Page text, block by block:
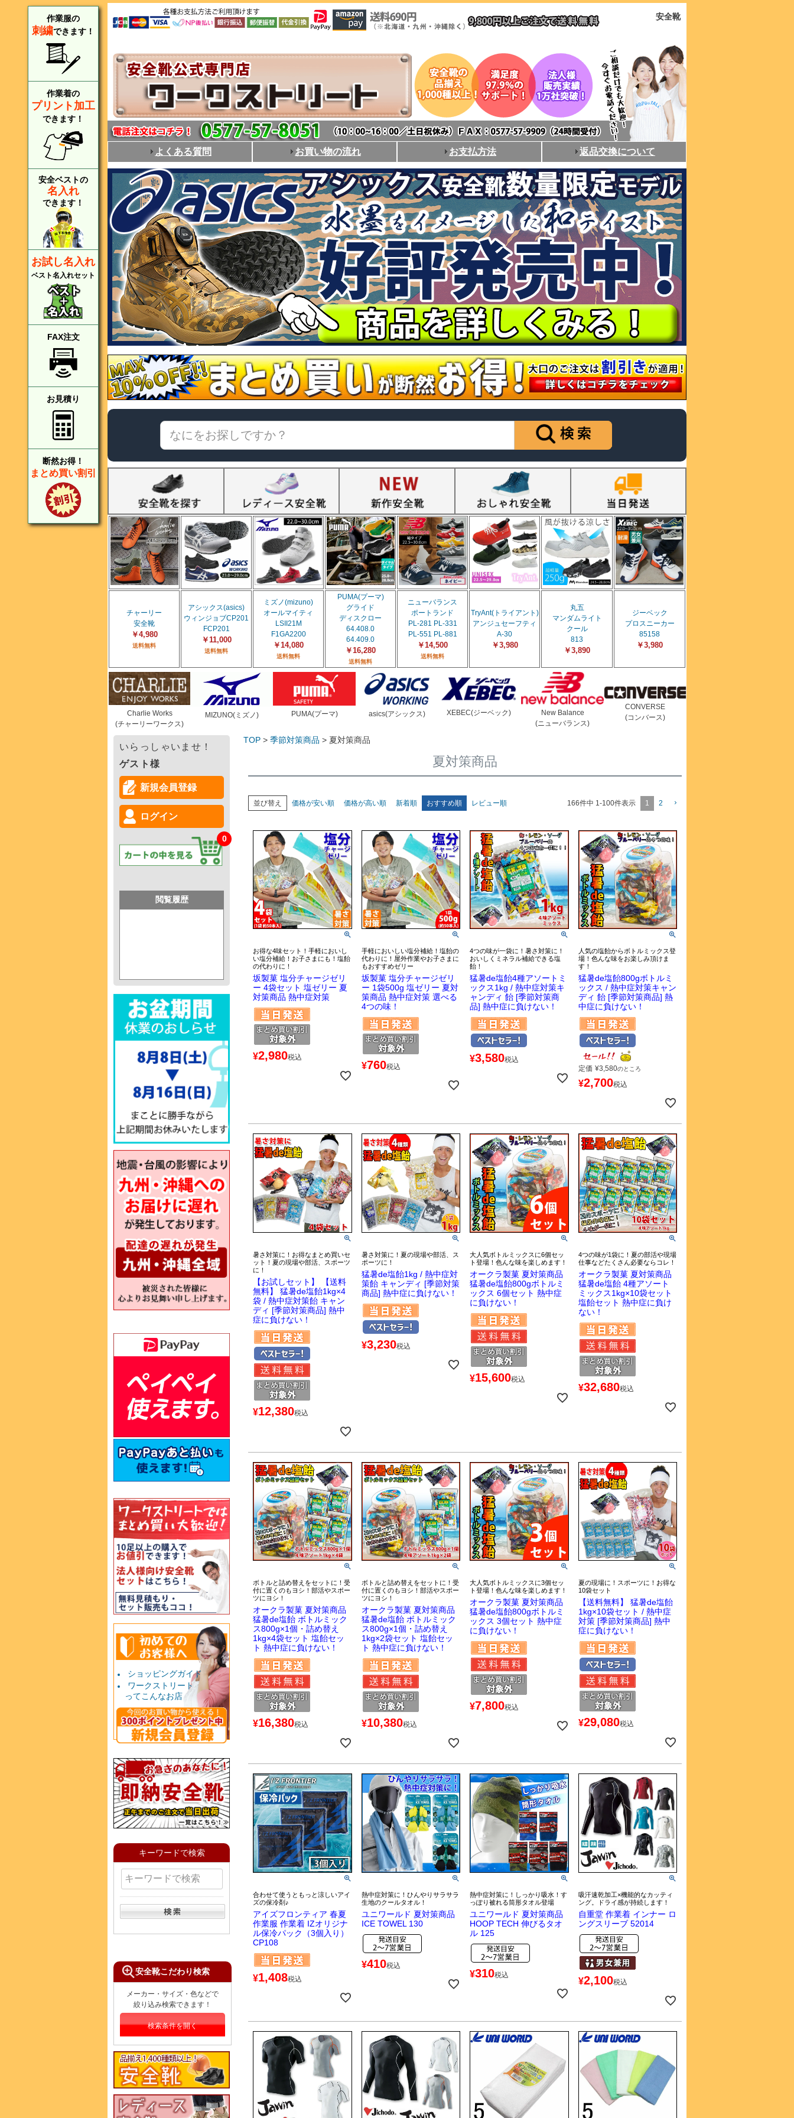
作業服の
刺繍できます！
作業着の
プリント加工
できます！
安全ベストの
名入れ
できます！
お試し名入れ
ベスト名入れセット
FAX注文
お見積り
断然お得！
まとめ買い割引
安全靴
よくある質問 お買い物の流れ お支払方法 返品交換について
チャーリー
安全靴
￥4,980
送料無料
アシックス(asics)
ウィンジョブCP201
FCP201
￥11,000
送料無料
ミズノ(mizuno)
オールマイティ
LSII21M
F1GA2200
￥14,080
送料無料
PUMA(プーマ)
グライド
ディスクロー
64.408.0
64.409.0
￥16,280
送料無料
ニューバランス
ポートランド
PL-281 PL-331
PL-551 PL-881
￥14,500
送料無料
TryAnt(トライアント)
アンジュセーフティ
A-30
￥3,980
丸五
マンダムライト
クール
813
￥3,890
ジーベック
プロスニーカー
85158
￥3,980
Charlie Works
(チャーリーワークス)
MIZUNO(ミズノ) PUMA(プーマ) asics(アシックス) XEBEC(ジーベック)
New Balance
(ニューバランス)
CONVERSE
(コンバース)
いらっしゃいませ！
ゲスト様
新規会員登録
ログイン
0
閲覧履歴
ショッピングガイド
ワークストリート
ってこんなお店
キーワードで検索
安全靴こだわり検索
メーカー・サイズ・色などで
絞り込み検索できます！
検索条件を開く
TOP 季節対策商品 夏対策商品
夏対策商品
並び替え 価格が安い順 価格が高い順 新着順 おすすめ順 レビュー順 166件中 1-100件表示 1 2
お得な4味セット！手軽においし
い塩分補給！お子さまにも！塩飴
の代わりに！
坂製菓 塩分チャージゼリ
ー 4袋セット 塩ゼリー 夏
対策商品 熱中症対策
¥2,980税込
手軽においしい塩分補給！塩飴の
代わりに！屋外作業やお子さまに
もおすすめゼリー
坂製菓 塩分チャージゼリ
ー 1袋500g 塩ゼリー 夏対
策商品 熱中症対策 選べる
4つの味！
¥760税込
4つの味が一袋に！暑さ対策に！
おいしくミネラル補給できる塩
飴！
猛暑de塩飴4種アソートミ
ックス1kg / 熱中症対策キ
ャンディ 飴 [季節対策商
品] 熱中症に負けない！
¥3,580税込
人気の塩飴からボトルミックス登
場！色んな味をお楽しみ頂けま
す！
猛暑de塩飴800gボトルミ
ックス / 熱中症対策キャン
ディ 飴 [季節対策商品] 熱
中症に負けない！
定価 ¥3,580のところ
¥2,700税込
暑さ対策に！お得なまとめ買いセ
ット！夏の現場や部活、スポーツ
に！
【お試しセット】 【送料
無料】 猛暑de塩飴1kg×4
袋 / 熱中症対策飴 キャン
ディ [季節対策商品] 熱中
症に負けない！
¥12,380税込
暑さ対策に！夏の現場や部活、ス
ポーツに！
猛暑de塩飴1kg / 熱中症対
策飴 キャンディ [季節対策
商品] 熱中症に負けない！
¥3,230税込
大人気ボトルミックスに6個セッ
ト登場！色んな味を楽しめます！
オークラ製菓 夏対策商品
猛暑de塩飴800gボトルミ
ックス 6個セット 熱中症
に負けない！
¥15,600税込
4つの味が1袋に！夏の部活や現場
仕事などたくさん必要ならコレ！
オークラ製菓 夏対策商品
猛暑de塩飴 4種アソート
ミックス1kg×10袋セット
塩飴セット 熱中症に負け
ない！
¥32,680税込
ボトルと詰め替えをセットに！受
付に置くのもヨシ！部活やスポー
ツにヨシ！
オークラ製菓 夏対策商品
猛暑de塩飴 ボトルミック
ス800g×1個・詰め替え
1kg×4袋セット 塩飴セッ
ト 熱中症に負けない！
¥16,380税込
ボトルと詰め替えをセットに！受
付に置くのもヨシ！部活やスポー
ツにヨシ！
オークラ製菓 夏対策商品
猛暑de塩飴 ボトルミック
ス800g×1個・詰め替え
1kg×2袋セット 塩飴セッ
ト 熱中症に負けない！
¥10,380税込
大人気ボトルミックスに3個セッ
ト登場！色んな味を楽しめます！
オークラ製菓 夏対策商品
猛暑de塩飴800gボトルミ
ックス 3個セット 熱中症
に負けない！
¥7,800税込
夏の現場に！スポーツに！お得な
10袋セット
【送料無料】 猛暑de塩飴
1kg×10袋セット / 熱中症
対策 [季節対策商品] 熱中
症に負けない！
¥29,080税込
合わせて使うともっと涼しいアイ
ズの保冷剤♪
アイズフロンティア 春夏
作業服 作業着 IZオリジナ
ル保冷パック（3個入り）
CP108
¥1,408税込
熱中症対策に！ひんやりサラサラ
生地のクールタオル！
ユニワールド 夏対策商品
ICE TOWEL 130
¥410税込
熱中症対策に！しっかり吸水！す
っぽり被れる筒形タオル登場
ユニワールド 夏対策商品
HOOP TECH 伸びるタオ
ル 125
¥310税込
吸汗速乾加工×機能的なカッティ
ング。ドライ感が持続します！
自重堂 作業着 インナー ロ
ングスリーブ 52014
¥2,100税込